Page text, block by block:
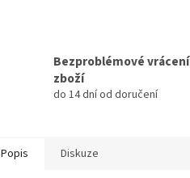
Bezproblémové vrácení
zboží
do 14 dní od doručení
Popis Diskuze